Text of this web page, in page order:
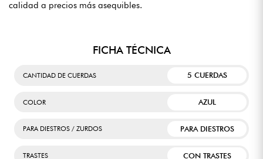
calidad a precios más asequibles.
FICHA TÉCNICA
CANTIDAD DE CUERDAS 5 CUERDAS
COLOR AZUL
PARA DIESTROS / ZURDOS PARA DIESTROS
TRASTES CON TRASTES